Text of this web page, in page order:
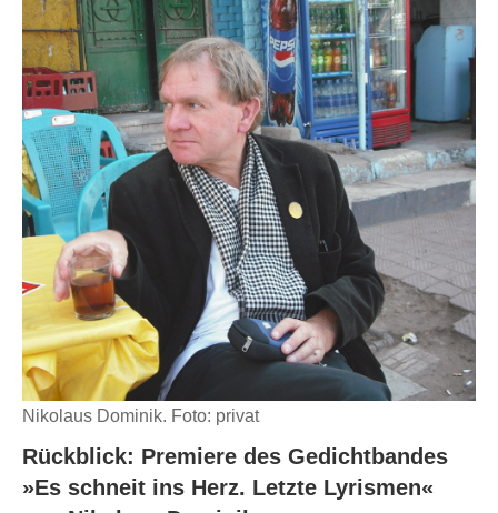
Nikolaus Dominik. Foto: privat
Rückblick: Premiere des Gedichtbandes
»Es schneit ins Herz. Letzte Lyrismen«